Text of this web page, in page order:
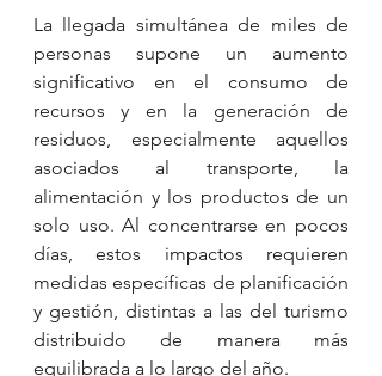
La llegada simultánea de miles de
personas supone un aumento
significativo en el consumo de
recursos y en la generación de
residuos, especialmente aquellos
asociados al transporte, la
alimentación y los productos de un
solo uso. Al concentrarse en pocos
días, estos impactos requieren
medidas específicas de planificación
y gestión, distintas a las del turismo
distribuido de manera más
equilibrada a lo largo del año.